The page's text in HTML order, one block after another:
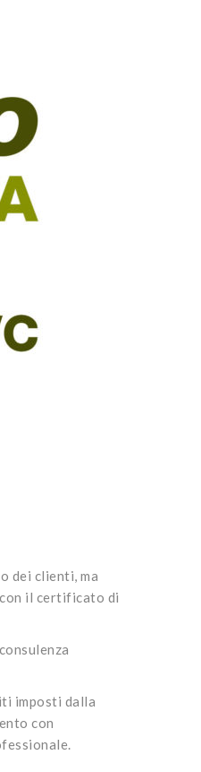
dei clienti, ma
il certificato di
imposti dalla
con